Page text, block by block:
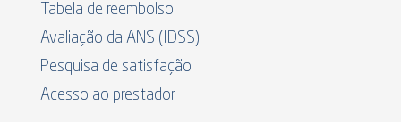
Tabela de reembolso
Avaliação da ANS (IDSS)
Pesquisa de satisfação
Acesso ao prestador